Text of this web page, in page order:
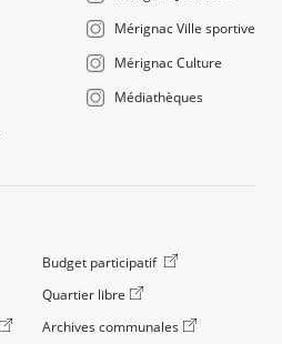
Mérignac Ville sportive
Mérignac Culture
Médiathèques
Budget participatif
Quartier libre
Archives communales